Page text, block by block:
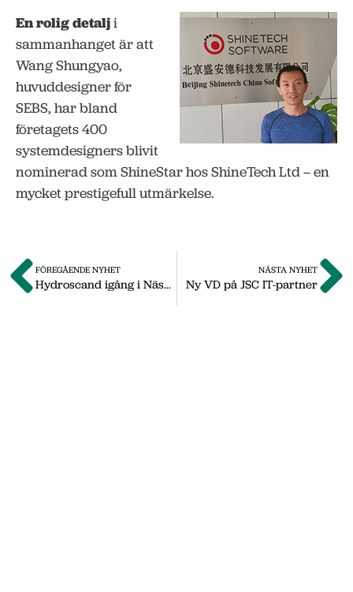
En rolig detalji
sammanhanget är att
Wang Shungyao,
huvuddesigner för
SEBS, har bland
företagets 400
systemdesigners blivit
nominerad som ShineStar hos ShineTech Ltd – en
mycket prestigefull utmärkelse.
FÖREGÅENDE NYHET
Hydroscand igång i Nässjö
NÄSTA NYHET
Ny VD på JSC IT-partner